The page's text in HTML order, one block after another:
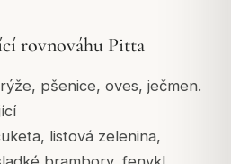
rovnováhu Pitta
pšenice, oves, ječmen.
listová zelenina,